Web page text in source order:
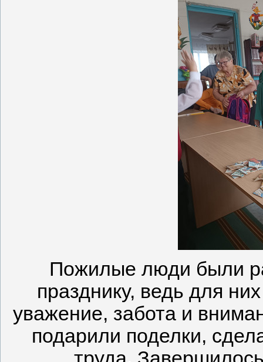
Пожилые люди были
празднику, ведь для
уважение, забота и
подарили поделки,